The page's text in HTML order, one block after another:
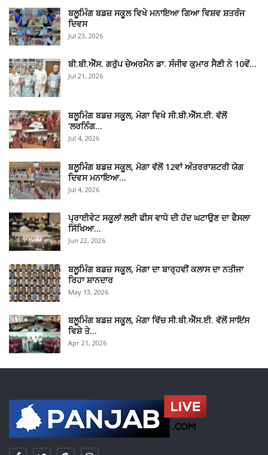
ਬਲੂਮਿੰਗ ਬਡਜ਼ ਸਕੂਲ ਵਿਖੇ ਮਨਾਇਆ ਗਿਆ ਵਿਸ਼ਵ ਸ਼ਤਰੰਜ
ਦਿਵਸ
Jul 23, 2026
ਬੀ.ਬੀ.ਐੱਸ. ਗਰੁੱਪ ਚੇਅਰਮੈਨ ਡਾ. ਸੰਜੀਵ ਕੁਮਾਰ ਸੈਣੀ ਨੇ 10ਵੇਂ…
Jul 21, 2026
ਬਲੂਮਿੰਗ ਬਡਜ਼ ਸਕੂਲ, ਮੋਗਾ ਵਿਖੇ ਸੀ.ਬੀ.ਐੱਸ.ਈ. ਵੱਲੋਂ
‘ਲਰਨਿੰਗ…
Jul 4, 2026
ਬਲੂਮਿੰਗ ਬਡਜ਼ ਸਕੂਲ, ਮੋਗਾ ਵੱਲੋਂ 12ਵਾਂ ਅੰਤਰਰਾਸ਼ਟਰੀ ਯੋਗ
ਦਿਵਸ ਮਨਾਇਆ…
Jul 4, 2026
ਪ੍ਰਾਈਵੇਟ ਸਕੂਲਾਂ ਲਈ ਫੀਸ ਵਾਧੇ ਦੀ ਹੱਦ ਘਟਾਉਣ ਦਾ ਫੈਸਲਾ
ਸਿੱਖਿਆ…
Jun 22, 2026
ਬਲੂਮਿੰਗ ਬਡਜ਼ ਸਕੂਲ, ਮੋਗਾ ਦਾ ਬਾਰ੍ਹਵੀਂ ਕਲਾਸ ਦਾ ਨਤੀਜਾ
ਰਿਹਾ ਸ਼ਾਨਦਾਰ
May 13, 2026
ਬਲੂਮਿੰਗ ਬਡਜ਼ ਸਕੂਲ, ਮੋਗਾ ਵਿੱਚ ਸੀ.ਬੀ.ਐੱਸ.ਈ. ਵੱਲੋਂ ਸਾਇਂਸ
ਵਿਸ਼ੇ ਤੇ…
Apr 21, 2026